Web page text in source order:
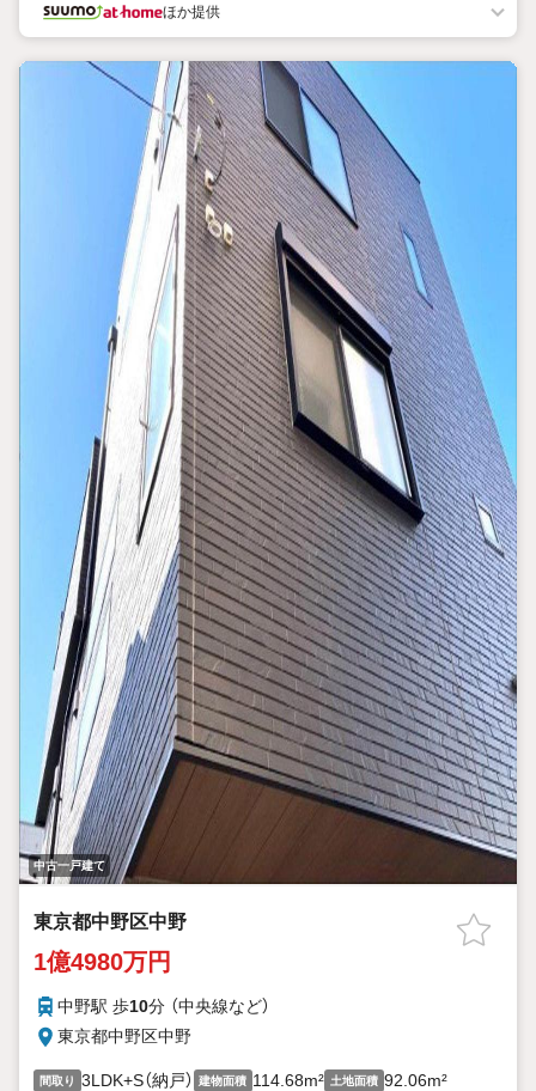
ほか提供
中古一戸建て
東京都中野区中野
1億4980万円
中野駅 歩10分 （中央線など）
東京都中野区中野
間取り 3LDK+S（納戸） 建物面積 114.68m² 土地面積 92.06m²